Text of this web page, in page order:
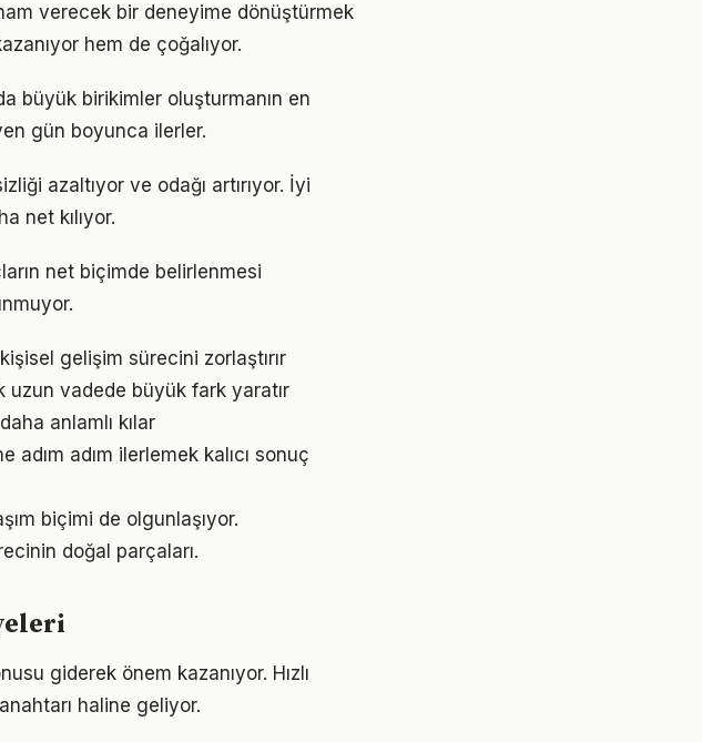
verecek bir deneyime dönüştürmek
hem de çoğalıyor.
büyük birikimler oluşturmanın en
gün boyunca ilerler.
azaltıyor ve odağı artırıyor. İyi
net kılıyor.
net biçimde belirlenmesi
gelişim sürecini zorlaştırır
vadede büyük fark yaratır
anlamlı kılar
adım ilerlemek kalıcı sonuç
biçimi de olgunlaşıyor.
doğal parçaları.
giderek önem kazanıyor. Hızlı
haline geliyor.